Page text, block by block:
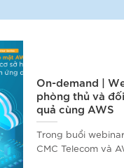
On-demand |
phòng thủ và
quả cùng AWS
Trong buổi
CMC Telecom và